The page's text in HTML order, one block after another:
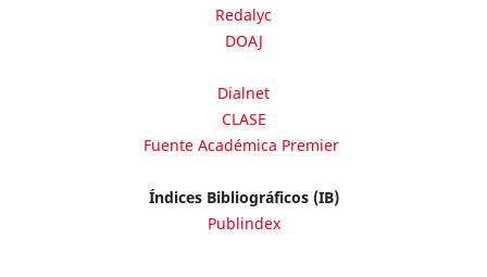
Redalyc
DOAJ
Dialnet
CLASE
Fuente Académica Premier
Índices Bibliográficos (IB)
Publindex